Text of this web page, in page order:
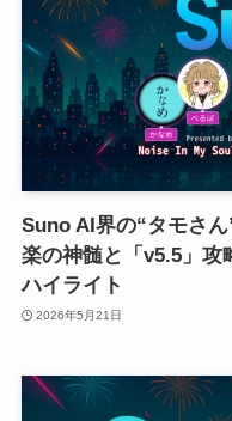
Suno AI界の“タモさ
楽の神髄と「v5.5」
ハイライト
2026年5月21日